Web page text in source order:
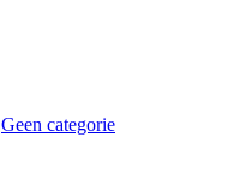
Geen categorie